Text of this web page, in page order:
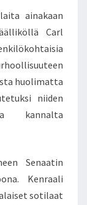
ainakaan
Carl
huolimatta
niiden
kannalta
Senaatin
Kenraali
sotilaat